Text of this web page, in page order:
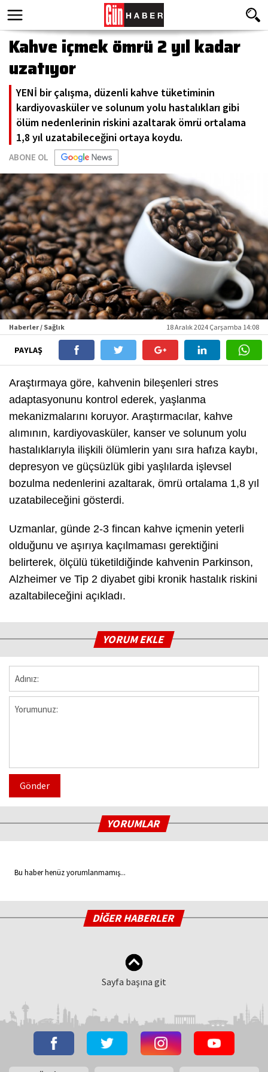
Kahve içmek ömrü 2 yıl kadar
uzatıyor
YENİ bir çalışma, düzenli kahve tüketiminin
kardiyovasküler ve solunum yolu hastalıkları gibi
ölüm nedenlerinin riskini azaltarak ömrü ortalama
1,8 yıl uzatabileceğini ortaya koydu.
ABONE OL
Haberler / Sağlık 18 Aralık 2024 Çarşamba 14:08
PAYLAŞ
Araştırmaya göre, kahvenin bileşenleri stres
adaptasyonunu kontrol ederek, yaşlanma
mekanizmalarını koruyor. Araştırmacılar, kahve
alımının, kardiyovasküler, kanser ve solunum yolu
hastalıklarıyla ilişkili ölümlerin yanı sıra hafıza kaybı,
depresyon ve güçsüzlük gibi yaşlılarda işlevsel
bozulma nedenlerini azaltarak, ömrü ortalama 1,8 yıl
uzatabileceğini gösterdi.
Uzmanlar, günde 2-3 fincan kahve içmenin yeterli
olduğunu ve aşırıya kaçılmaması gerektiğini
belirterek, ölçülü tüketildiğinde kahvenin Parkinson,
Alzheimer ve Tip 2 diyabet gibi kronik hastalık riskini
azaltabileceğini açıkladı.
YORUM EKLE
Gönder
YORUMLAR
Bu haber henüz yorumlanmamış...
DİĞER HABERLER
Sayfa başına git